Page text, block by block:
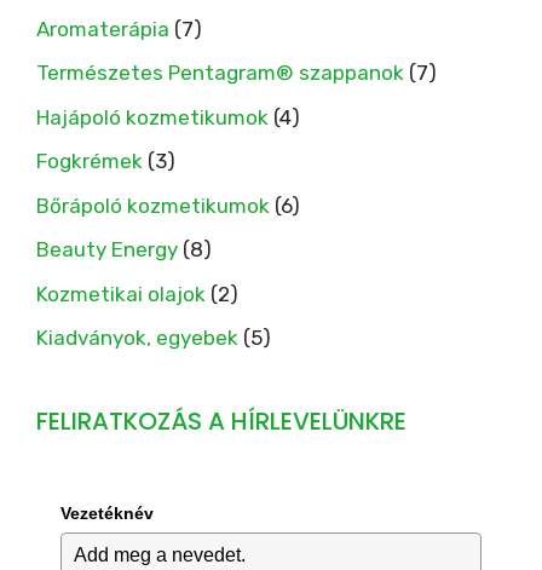
Aromaterápia (7)
Természetes Pentagram® szappanok (7)
Hajápoló kozmetikumok (4)
Fogkrémek (3)
Bőrápoló kozmetikumok (6)
Beauty Energy (8)
Kozmetikai olajok (2)
Kiadványok, egyebek (5)
FELIRATKOZÁS A HÍRLEVELÜNKRE
Vezetéknév